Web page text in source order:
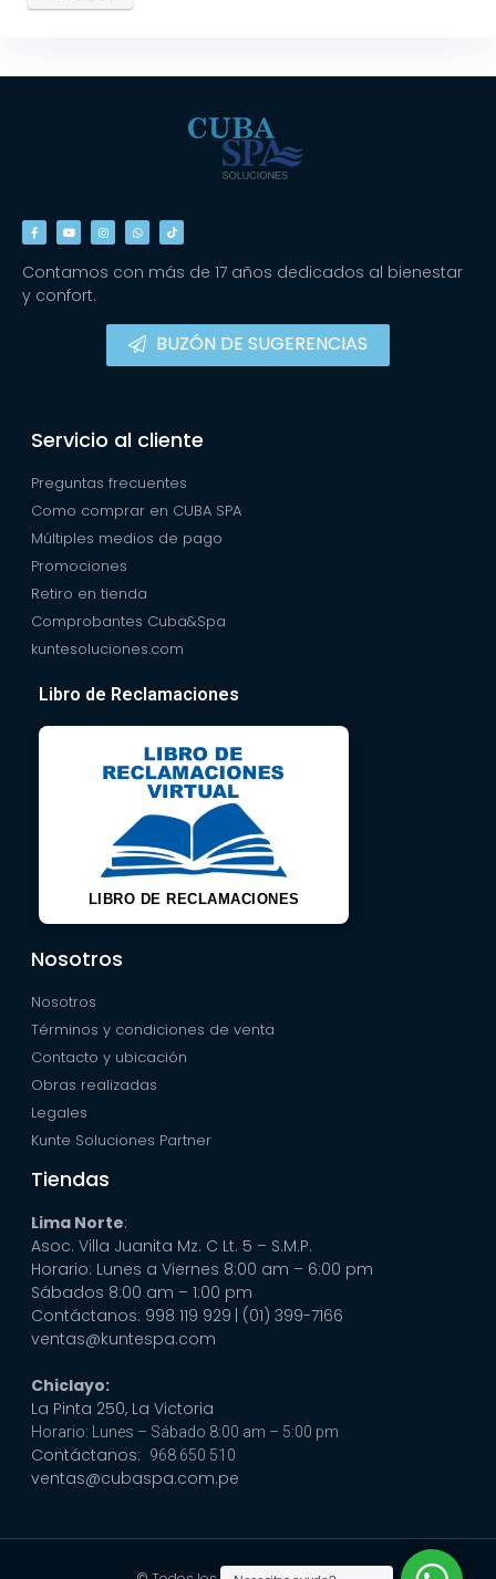
Contamos con más de 17 años dedicados al bienestar
y confort.
BUZÓN DE SUGERENCIAS
Servicio al cliente
Preguntas frecuentes
Como comprar en CUBA SPA
Múltiples medios de pago
Promociones
Retiro en tienda
Comprobantes Cuba&Spa
kuntesoluciones.com
Libro de Reclamaciones
LIBRO DE RECLAMACIONES
Nosotros
Nosotros
Términos y condiciones de venta
Contacto y ubicación
Obras realizadas
Legales
Kunte Soluciones Partner
Tiendas
Lima Norte:
Asoc. Villa Juanita Mz. C Lt. 5 – S.M.P.
Horario: Lunes a Viernes 8:00 am – 6:00 pm
Sábados 8:00 am – 1:00 pm
Contáctanos: 998 119 929 | (01) 399-7166
ventas@kuntespa.com
Chiclayo:
La Pinta 250, La Victoria
Horario: Lunes – Sábado 8:00 am – 5:00 pm
Contáctanos: 968 650 510
ventas@cubaspa.com.pe